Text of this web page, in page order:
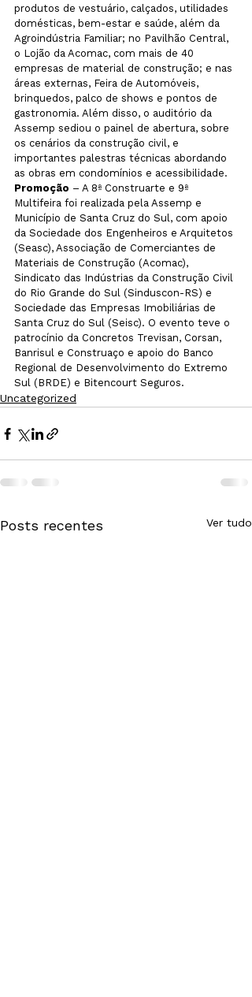
produtos de vestuário, calçados, utilidades
domésticas, bem-estar e saúde, além da
Agroindústria Familiar; no Pavilhão Central,
o Lojão da Acomac, com mais de 40
empresas de material de construção; e nas
áreas externas, Feira de Automóveis,
brinquedos, palco de shows e pontos de
gastronomia. Além disso, o auditório da
Assemp sediou o painel de abertura, sobre
os cenários da construção civil, e
importantes palestras técnicas abordando
as obras em condomínios e acessibilidade.
Promoção – A 8ª Construarte e 9ª
Multifeira foi realizada pela Assemp e
Município de Santa Cruz do Sul, com apoio
da Sociedade dos Engenheiros e Arquitetos
(Seasc), Associação de Comerciantes de
Materiais de Construção (Acomac),
Sindicato das Indústrias da Construção Civil
do Rio Grande do Sul (Sinduscon-RS) e
Sociedade das Empresas Imobiliárias de
Santa Cruz do Sul (Seisc). O evento teve o
patrocínio da Concretos Trevisan, Corsan,
Banrisul e Construaço e apoio do Banco
Regional de Desenvolvimento do Extremo
Sul (BRDE) e Bitencourt Seguros.
Uncategorized
Posts recentes Ver tudo